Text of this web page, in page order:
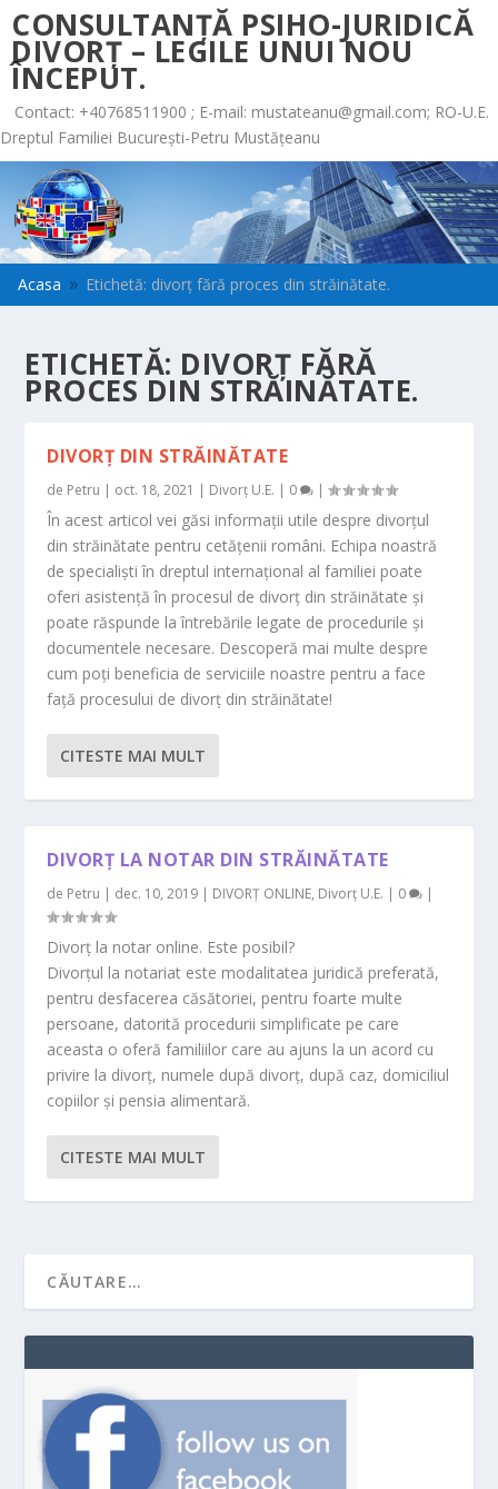
CONSULTANȚĂ PSIHO-JURIDICĂ
DIVORȚ – LEGILE UNUI NOU
ÎNCEPUT.
Contact: +40768511900 ; E-mail: mustateanu@gmail.com; RO-U.E.
Dreptul Familiei București-Petru Mustățeanu
Acasa 9 Etichetă: divorț fără proces din străinătate.
ETICHETĂ: DIVORȚ FĂRĂ
PROCES DIN STRĂINĂTATE.
DIVORȚ DIN STRĂINĂTATE
de Petru | oct. 18, 2021 | Divorț U.E. | 0 |
În acest articol vei găsi informații utile despre divorțul
din străinătate pentru cetățenii români. Echipa noastră
de specialiști în dreptul internațional al familiei poate
oferi asistență în procesul de divorț din străinătate și
poate răspunde la întrebările legate de procedurile și
documentele necesare. Descoperă mai multe despre
cum poți beneficia de serviciile noastre pentru a face
față procesului de divorț din străinătate!
CITESTE MAI MULT
DIVORȚ LA NOTAR DIN STRĂINĂTATE
de Petru | dec. 10, 2019 | DIVORȚ ONLINE, Divorț U.E. | 0 |
Divorț la notar online. Este posibil?
Divorțul la notariat este modalitatea juridică preferată,
pentru desfacerea căsătoriei, pentru foarte multe
persoane, datorită procedurii simplificate pe care
aceasta o oferă familiilor care au ajuns la un acord cu
privire la divorț, numele după divorț, după caz, domiciliul
copiilor și pensia alimentară.
CITESTE MAI MULT